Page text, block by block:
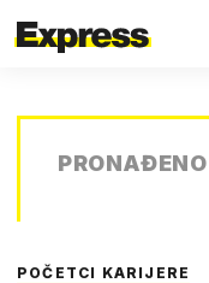
PRONAĐENO
POČETCI KARIJERE